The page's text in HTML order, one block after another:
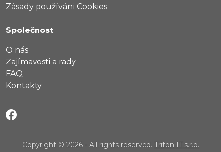
Zásady používání Cookies
Společnost
O nás
Zajímavosti a rady
FAQ
Kontakty
Copyright © 2026 - All rights reserved. Triton IT s.r.o.